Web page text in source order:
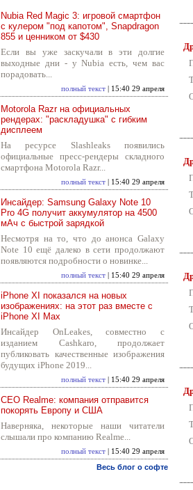
Nubia Red Magic 3: игровой смартфон
с кулером "под капотом", Snapdragon
855 и ценником от $430
Если вы уже заскучали в эти долгие
выходные дни - у Nubia есть, чем вас
порадовать...
полный текст | 15:40 29 апреля
Motorola Razr на официальных
рендерах: "раскладушка" с гибким
дисплеем
На ресурсе Slashleaks появились
официальные пресс-рендеры складного
смартфона Motorola Razr...
полный текст | 15:40 29 апреля
Инсайдер: Samsung Galaxy Note 10
Pro 4G получит аккумулятор на 4500
мАч с быстрой зарядкой
Несмотря на то, что до анонса Galaxy
Note 10 ещё далеко в сети продолжают
появляются подробности о новинке...
полный текст | 15:40 29 апреля
iPhone XI показался на новых
изображениях: на этот раз вместе с
iPhone XI Max
Инсайдер OnLeakes, совместно с
изданием Cashkaro, продолжает
публиковать качественные изображения
будущих iPhone 2019...
полный текст | 15:40 29 апреля
CEO Realme: компания отправится
покорять Европу и США
Наверняка, некоторые наши читатели
слышали про компанию Realme...
полный текст | 15:40 29 апреля
Весь блог о софте